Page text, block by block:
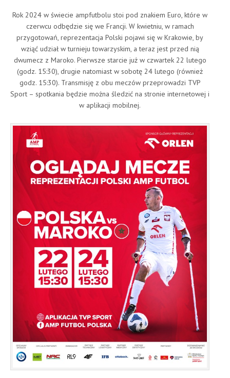
Rok 2024 w świecie ampfutbolu stoi pod znakiem Euro, które w
czerwcu odbędzie się we Francji. W kwietniu, w ramach
przygotowań, reprezentacja Polski pojawi się w Krakowie, by
wziąć udział w turnieju towarzyskim, a teraz jest przed nią
dwumecz z Maroko. Pierwsze starcie już w czwartek 22 lutego
(godz. 15:30), drugie natomiast w sobotę 24 lutego (również
godz. 15:30). Transmisję z obu meczów przeprowadzi TVP
Sport – spotkania będzie można śledzić na stronie internetowej i
w aplikacji mobilnej.